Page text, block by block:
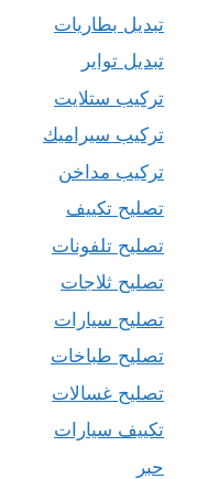
تبديل بطاريات
تبديل تواير
تركيب ستلايت
تركيب سيراميك
تركيب مداخن
تصليح تكييف
تصليح تلفونات
تصليح ثلاجات
تصليح سيارات
تصليح طباخات
تصليح غسالات
تكييف سيارات
حبر